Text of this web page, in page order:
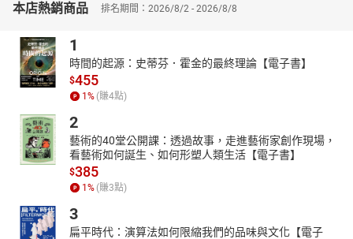
本店熱銷商品 排名期間：2026/8/2 - 2026/8/8
1
時間的起源：史蒂芬．霍金的最終理論【電子書】
$455
1 % (賺4點)
2
藝術的40堂公開課：透過故事，走進藝術家創作現場，
看藝術如何誕生、如何形塑人類生活【電子書】
$385
1 % (賺3點)
3
扁平時代：演算法如何限縮我們的品味與文化【電子